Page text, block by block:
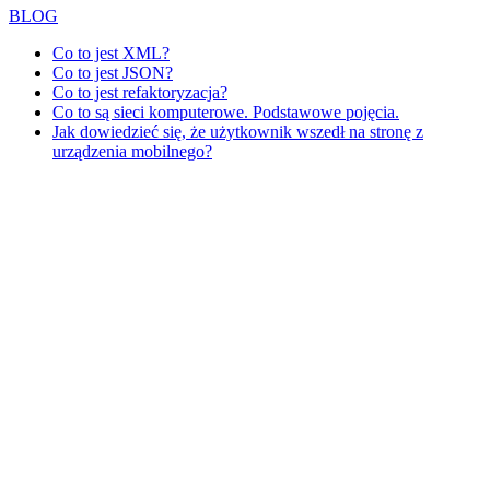
BLOG
Co to jest XML?
Co to jest JSON?
Co to jest refaktoryzacja?
Co to są sieci komputerowe. Podstawowe pojęcia.
Jak dowiedzieć się, że użytkownik wszedł na stronę z
urządzenia mobilnego?